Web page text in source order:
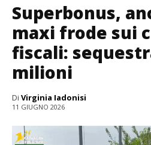
Superbonus,
maxi frode sui
fiscali:
milioni
Di Virginia Iadonisi
11 GIUGNO 2026